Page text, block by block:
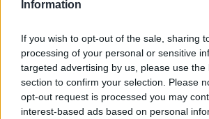
Information
If you wish to opt-out of the sale, sharing
processing of your personal or sensitive
targeted advertising by us, please use the
section to confirm your selection. Please
opt-out request is processed you may
interest-based ads based on personal
Κατσούλα και Δημητροκάλλη. Η
συνέργεια σε δύο φόνους) /
Αναλυτικά η ετυμηγορία
Κακουργιοδικείου: